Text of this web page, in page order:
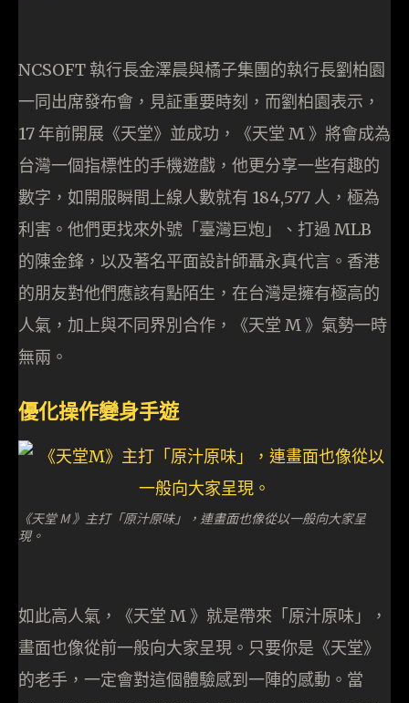
NCSOFT 執行長金澤晨與橘子集團的執行長劉柏園
一同出席發布會，見証重要時刻，而劉柏園表示，
17 年前開展《天堂》並成功，《天堂 M 》將會成為
台灣一個指標性的手機遊戲，他更分享一些有趣的
數字，如開服瞬間上線人數就有 184,577 人，極為
利害。他們更找來外號「臺灣巨炮」、打過 MLB
的陳金鋒，以及著名平面設計師聶永真代言。香港
的朋友對他們應該有點陌生，在台灣是擁有極高的
人氣，加上與不同界別合作，《天堂 M 》氣勢一時
無兩。
優化操作變身手遊
《天堂 M 》主打「原汁原味」，連畫面也像從以一般向大家呈
現。
如此高人氣，《天堂 M 》就是帶來「原汁原味」，
畫面也像從前一般向大家呈現。只要你是《天堂》
的老手，一定會對這個體驗感到一陣的感動。當